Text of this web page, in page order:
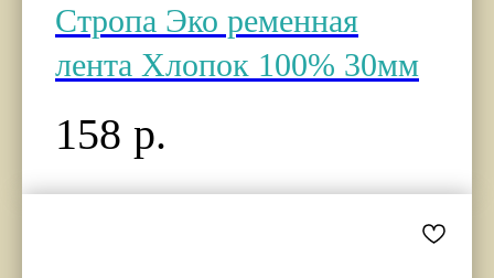
Стропа Эко ременная
лента Хлопок 100% 30мм
158 р.